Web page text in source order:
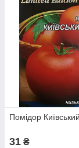
Помідор
31 ₴